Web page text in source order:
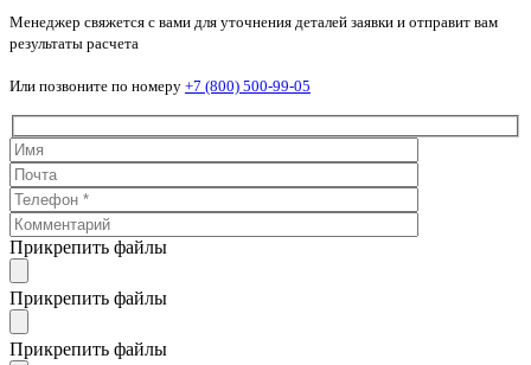
Менеджер свяжется с вами для уточнения деталей заявки и отправит вам
результаты расчета
Или позвоните по номеру +7 (800) 500-99-05
Прикрепить файлы
Прикрепить файлы
Прикрепить файлы